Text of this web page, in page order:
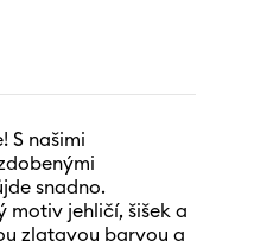
S našimi
snadno.
motiv jehličí, šišek a
zlatavou barvou a